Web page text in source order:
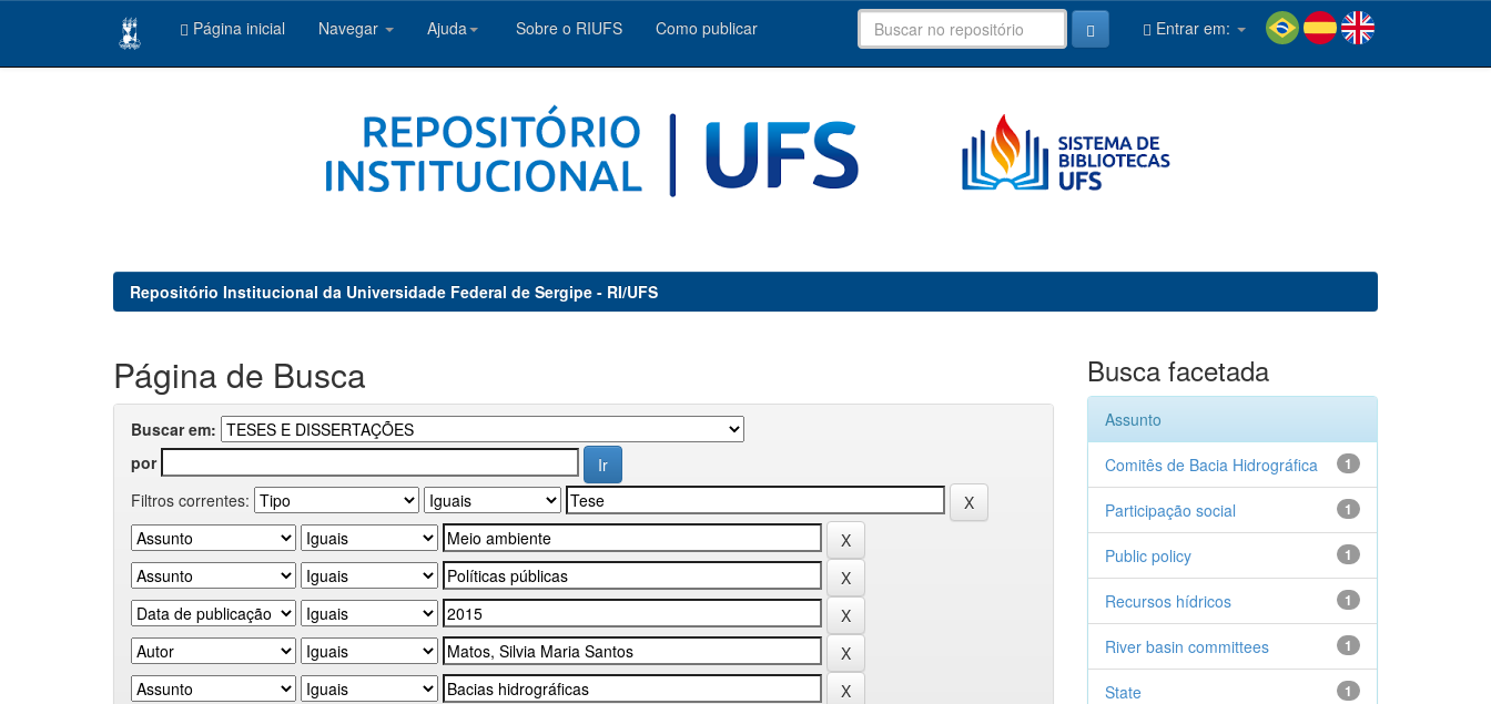
Página inicial Navegar Ajuda Sobre o RIUFS Como publicar Entrar em:
Repositório Institucional da Universidade Federal de Sergipe - RI/UFS
Página de Busca
Buscar em:
por
Filtros correntes:
Busca facetada
Assunto
1
Comitês de Bacia Hidrográfica
1
Participação social
1
Public policy
1
Recursos hídricos
1
River basin committees
1
State